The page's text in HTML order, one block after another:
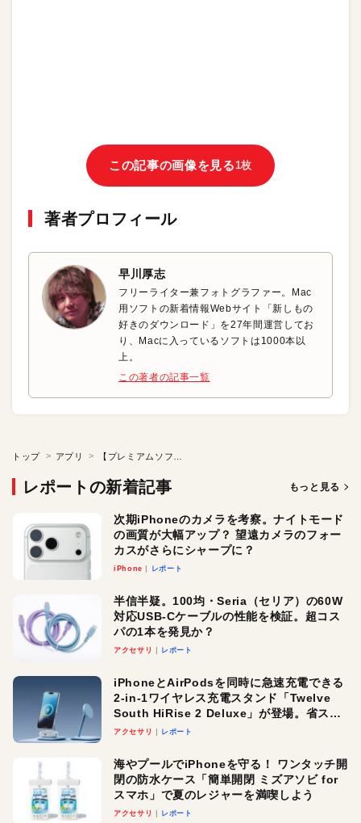
この記事の画像を見る 1枚
著者プロフィール
早川厚志
フリーライター兼フォトグラファー。Mac
用ソフトの新着情報Webサイト「新しもの
好きのダウンロード」を27年間運営してお
り、Macに入っているソフトは1000本以
上。
この著者の記事一覧
トップ アプリ
レポートの新着記事 もっと見る
次期iPhoneのカメラを考察。ナイトモード
の画質が大幅アップ？ 望遠カメラのフォー
カスがさらにシャープに？
iPhone レポート
半信半疑。100均・Seria（セリア）の60W
対応USB-Cケーブルの性能を検証。超コス
パの1本を発見か？
アクセサリ レポート
iPhoneとAirPodsを同時に急速充電できる
2-in-1ワイヤレス充電スタンド「Twelve
South HiRise 2 Deluxe」が登場。省スペ
ースでおしゃれに充電したい人にオスス
アクセサリ レポート
海やプールでiPhoneを守る！ ワンタッチ開
閉の防水ケース「簡単開閉 ミズアソビ for
スマホ」で夏のレジャーを満喫しよう
アクセサリ レポート